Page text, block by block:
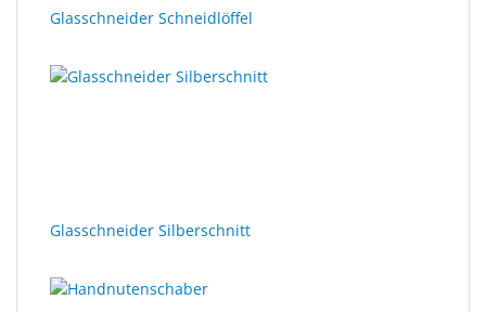
Glasschneider Schneidlöffel
Glasschneider Silberschnitt